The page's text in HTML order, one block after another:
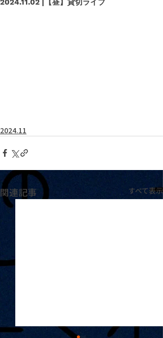
2024.11.02 |【昼】貸切ライブ
2024.11
関連記事 すべて表示